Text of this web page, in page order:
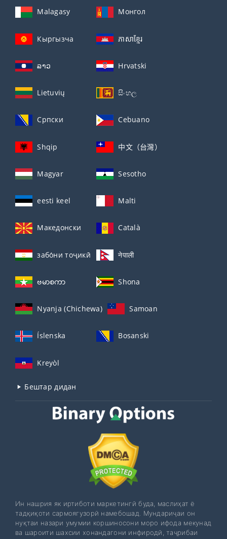
Malagasy Монгол
Кыргызча ភាសាខ្មែរ
ລາວ Hrvatski
Lietuvių සිංහල
Српски Cebuano
Shqip 中文（台灣）
Magyar Sesotho
eesti keel Malti
Македонски Català
забо́ни тоҷикӣ́ नेपाली
ဗမာစကာ Shona
Nyanja (Chichewa) Samoan
Íslenska Bosanski
Kreyòl
Бештар дидан
Ин нашрия як иртиботи маркетингӣ буда, маслиҳат ё
тадқиқоти сармоягузорӣ намебошад. Мундариҷаи он
нуқтаи назари умумии коршиносони моро ифода мекунад
ва шароити шахсии хонандагони инфиродӣ, таҷрибаи